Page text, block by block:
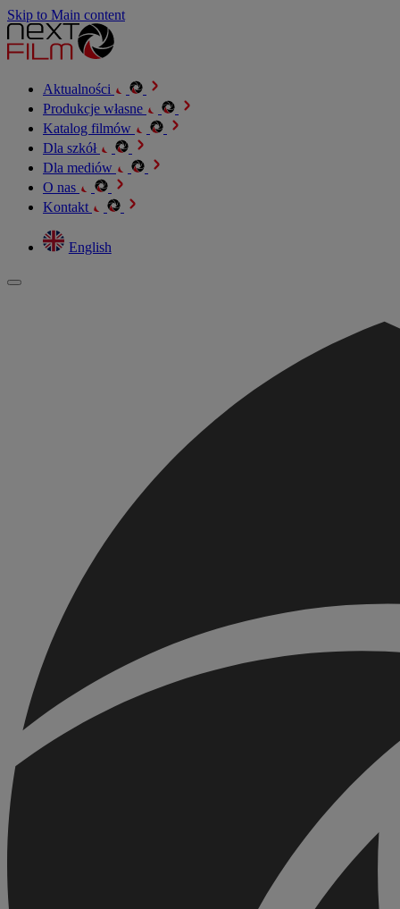
Skip to Main content
Aktualności
Produkcje własne
Katalog filmów
Dla szkół
Dla mediów
O nas
Kontakt
English